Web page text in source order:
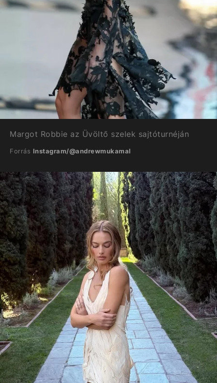
Margot Robbie az Üvöltő szelek sajtóturnéján
Forrás Instagram/@andrewmukamal